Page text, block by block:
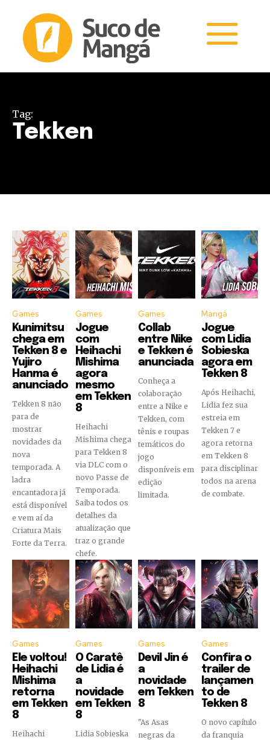
Tag:
Tekken
Games
Kunimitsu
chega em
Tekken 8 e
Yujiro
Hanma é
anunciado
Tekken 8 não
para de
mostrar
novidades da
nova
temporada. A
ladra
encantadora já
está disponível
e vem aí da
Criatura Mais
Forte da Terra.
Games
Jogue
com
Heihachi
Mishima
agora
mesmo
em Tekken
8
Heihachi
Mishima chega
para Tekken 8
via DLC com o
novo Passe de
Temporada.
Saiba todos os
detalhes da
atualização que
traz o grande
chefe.
Games
Collab
entre Nike
e Tekken é
anunciada
Conheça a
colaboração
entre a Nike e
Tekken, com
tênis e roupas
temáticos do
jogo
disponíveis em
edição
limitada.
Mangá
Jogue
com Lidia
Sobieska
agora em
Tekken 8
Após Heihachi,
Lidia fez sua
estreia em
Tekken 7 e
agora retorna
em Tekken 8
para disciplinar
todos na arena
de combate.
Games
Ele voltou!
Heihachi
Mishima
retorna
em Tekken
8
Heihachi
Games
O Caratê
de Lidia é
a
novidade
em Tekken
8
Lidia Sobieska
Games
Devil Jin é
a
novidade
em Tekken
8
"As Asas
negras da
Games
Confira o
trailer de
lançamen
to de
Tekken 8
O novo capítulo
da franquia